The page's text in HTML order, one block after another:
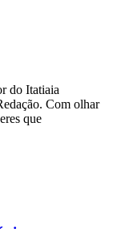
do Itatiaia
Com olhar
que